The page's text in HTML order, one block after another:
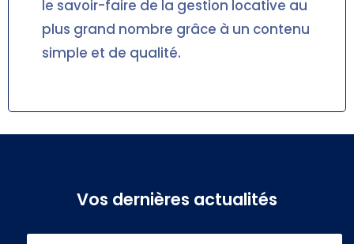
le savoir-faire de la gestion locative au
plus grand nombre grâce à un contenu
simple et de qualité.
Vos dernières actualités